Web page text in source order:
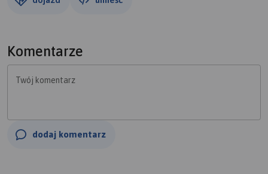
Komentarze
Twój komentarz
dodaj komentarz